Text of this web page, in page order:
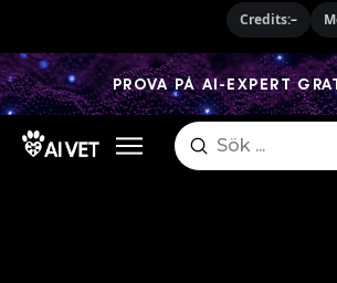
PROVA PÅ AI-EXPERT
Search
Submit
Credits:–